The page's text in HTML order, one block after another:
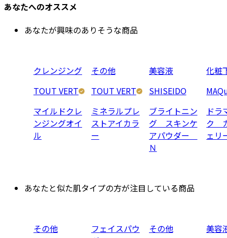
あなたへのオススメ
あなたが興味のありそうな商品
クレンジング
TOUT VERT
マイルドクレ
ンジングオイ
ル
その他
TOUT VERT
ミネラルプレ
ストアイカラ
ー
美容液
SHISEIDO
ブライトニン
グ スキンケ
アパウダー
Ｎ
化粧
ドラ
ク
ェ
あなたと似た肌タイプの方が注目している商品
その他
フェイスパウ
その他 美容